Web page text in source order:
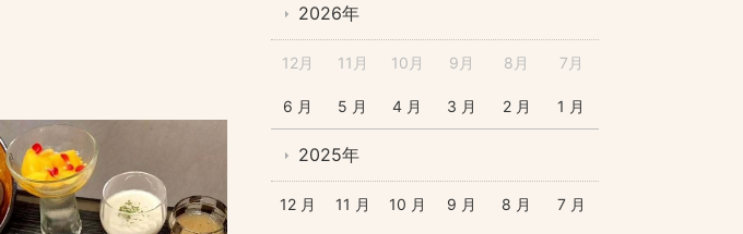
2026年
12月 11月 10月 9月 8月 7月
6 月 5 月 4 月 3 月 2 月 1 月
2025年
12 月 11 月 10 月 9 月 8 月 7 月